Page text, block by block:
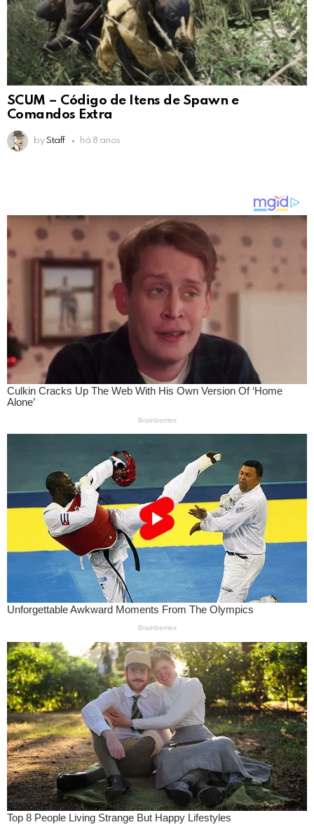
SCUM – Código de Itens de Spawn e
Comandos Extra
by Staff há 8 anos